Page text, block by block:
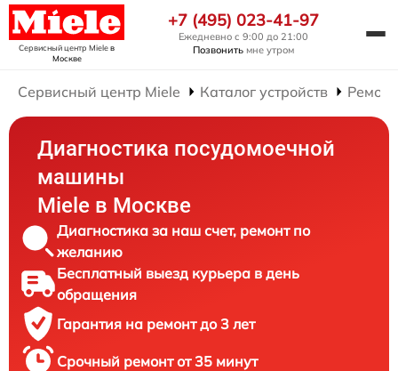
Сервисный центр Mieleв
Москве
+7 (495) 023-41-97
Ежедневно с 9:00 до 21:00
Позвонить мне утром
Сервисный центр Miele Каталог устройств
Диагностика посудомоечной
машины
Miele в Москве
Диагностика за наш счет, ремонт по
желанию
Бесплатный выезд курьера в день
обращения
Гарантия на ремонт до 3 лет
Срочный ремонт от 35 минут